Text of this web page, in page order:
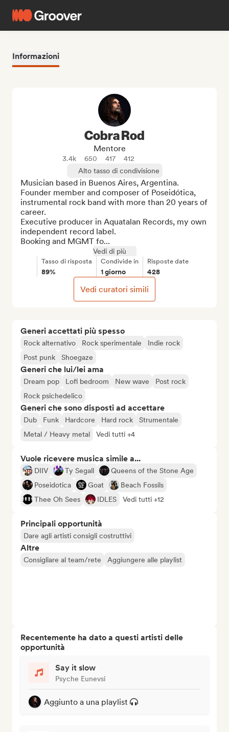
Informazioni
Generi accettati più spesso
Rock alternativo Rock sperimentale
Indie rock
Post punk
Shoegaze
Generi che lui/lei ama
Dream pop Lofi bedroom New wave
Post rock
Rock psichedelico
Generi che sono disposti ad accettare
Dub Funk Hardcore Hard rock
Strumentale
Metal / Heavy metal
Vedi tutti +4
Vuole ricevere musica simile a...
DIIV Ty Segall
Queens of the Stone Age
Poseidotica
Goat
Beach Fossils
Thee Oh Sees
IDLES Vedi tutti +12
Principali opportunità
Dare agli artisti consigli costruttivi
Altre
Consigliare al team/rete Aggiungere alle playlist
Recentemente ha dato a questi artisti delle
opportunità
Say it slow
Psyche Eunevsi
Aggiunto a una playlist
Cobra Rod
Mentore
3.4k 650 417
412
Alto tasso di condivisione
Musician based in Buenos Aires, Argentina.
Founder member and composer of Poseidótica,
instrumental rock band with more than 20 years of
career.
Executive producer in Aquatalan Records, my own
independent record label.
Booking and MGMT fo...
Vedi di più
Tasso di risposta
89%
Condivide in
1 giorno
Risposte date
428
Vedi curatori simili